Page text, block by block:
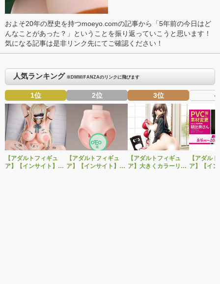
およそ20年の歴史を持つmoeyo.comの記事から「5年前の今日はど
んなことがあった？」ということを振り返っていこうと思います！
気になる記事は是非リンク先にてご確認ください！
人気ランキング ※DMM/FANZAのリンクに飛びます
1位
【アダルトフィギュ
ア】【インサイト】肉
2位
【アダルトフィギュ
ア】【インサイト】ベ
3位
【アダルトフィギュ
ア】大きくカラーリン
4
【アダル
ア】【イ